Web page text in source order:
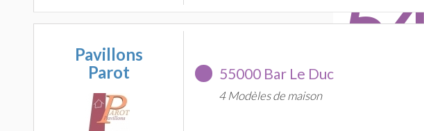
29 constructeurs et
Pavillons
Parot
55000 Bar Le Duc
4 Modèles de maison